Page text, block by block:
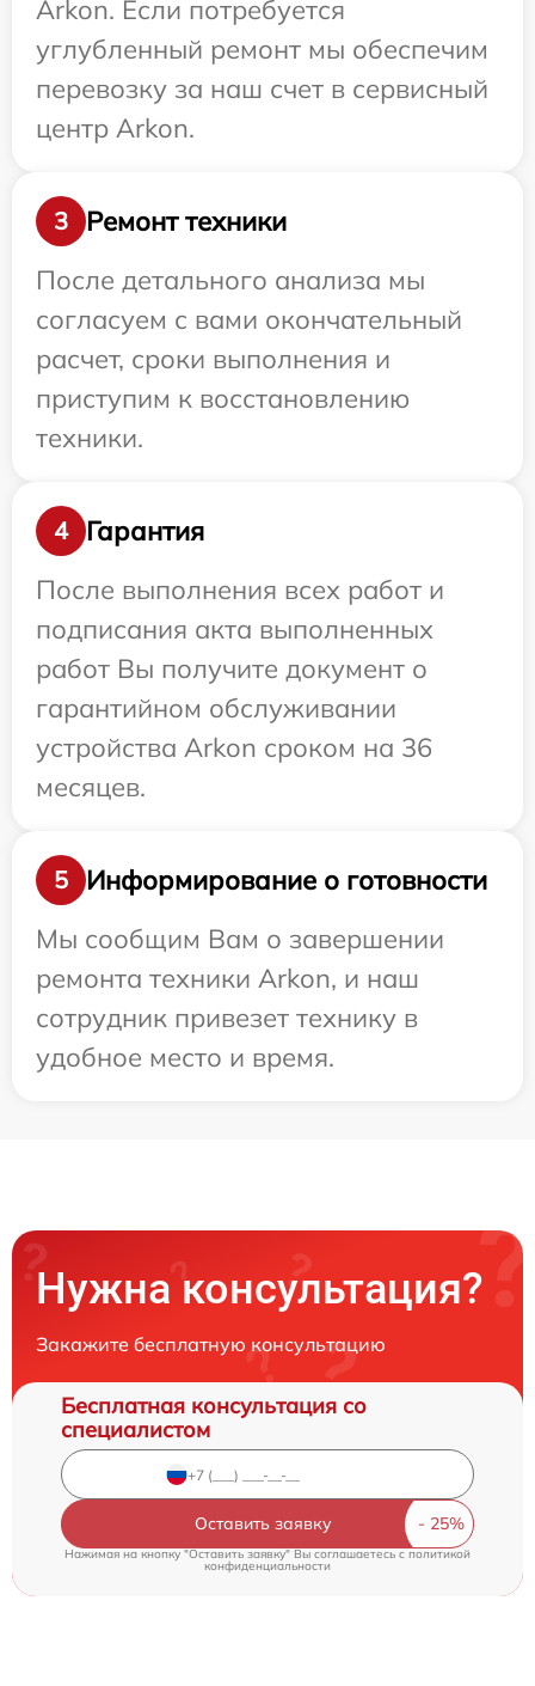
Arkon. Если потребуется
углубленный ремонт мы обеспечим
перевозку за наш счет в сервисный
центр Arkon.
3
Ремонт техники
После детального анализа мы
согласуем с вами окончательный
расчет, сроки выполнения и
приступим к восстановлению
техники.
4
Гарантия
После выполнения всех работ и
подписания акта выполненных
работ Вы получите документ о
гарантийном обслуживании
устройства Arkon сроком на 36
месяцев.
5
Информирование о готовности
Мы сообщим Вам о завершении
ремонта техники Arkon, и наш
сотрудник привезет технику в
удобное место и время.
Нужна консультация?
Закажите бесплатную консультацию
Бесплатная консультация со
специалистом
Оставить заявку
Нажимая на кнопку "Оставить заявку" Вы соглашаетесь c политикой
конфиденциальности